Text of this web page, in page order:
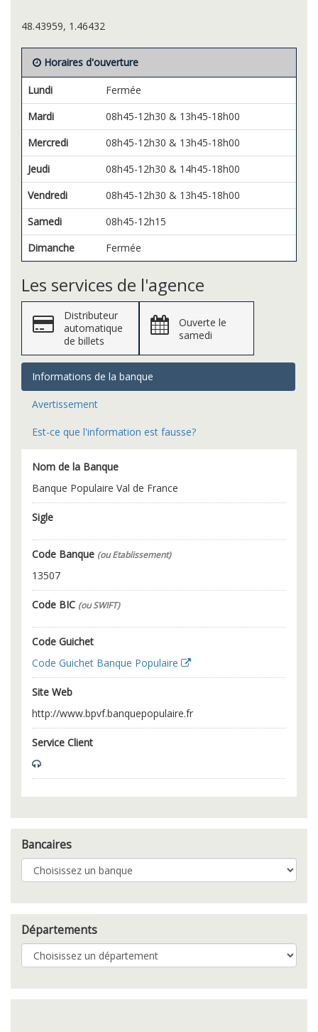
48.43959, 1.46432
Horaires d'ouverture
Lundi
Fermée
Mardi
08h45-12h30 & 13h45-18h00
Mercredi
08h45-12h30 & 13h45-18h00
Jeudi
08h45-12h30 & 14h45-18h00
Vendredi
08h45-12h30 & 13h45-18h00
Samedi
08h45-12h15
Dimanche
Fermée
Les services de l'agence
Distributeur
automatique
de billets
Ouverte le
samedi
Informations de la banque
Avertissement
Est-ce que l'information est fausse?
Nom de la Banque
Banque Populaire Val de France
Sigle
Code Banque (ou Etablissement)
13507
Code BIC (ou SWIFT)
Code Guichet
Code Guichet Banque Populaire
Site Web
http://www.bpvf.banquepopulaire.fr
Service Client
Bancaires
Départements